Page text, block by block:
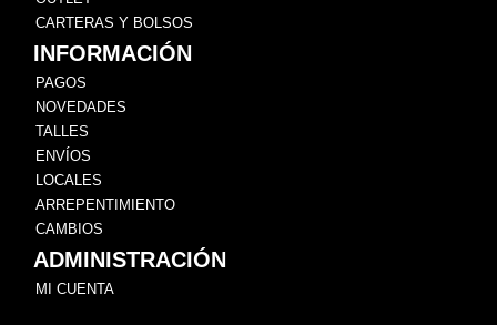
CARTERAS Y BOLSOS
INFORMACIÓN
PAGOS
NOVEDADES
TALLES
ENVÍOS
LOCALES
ARREPENTIMIENTO
CAMBIOS
ADMINISTRACIÓN
MI CUENTA